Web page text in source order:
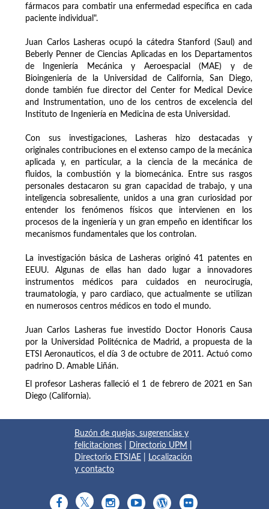
fármacos para combatir una enfermedad específica en cada
paciente individual".
Juan Carlos Lasheras ocupó la cátedra Stanford (Saul) and
Beberly Penner de Ciencias Aplicadas en los Departamentos
de Ingeniería Mecánica y Aeroespacial (MAE) y de
Bioingeniería de la Universidad de California, San Diego,
donde también fue director del Center for Medical Device
and Instrumentation, uno de los centros de excelencia del
Instituto de Ingeniería en Medicina de esta Universidad.
Con sus investigaciones, Lasheras hizo destacadas y
originales contribuciones en el extenso campo de la mecánica
aplicada y, en particular, a la ciencia de la mecánica de
fluidos, la combustión y la biomecánica. Entre sus rasgos
personales destacaron su gran capacidad de trabajo, y una
inteligencia sobresaliente, unidos a una gran curiosidad por
entender los fenómenos físicos que intervienen en los
procesos de la ingeniería y un gran empeño en identificar los
mecanismos fundamentales que los controlan.
La investigación básica de Lasheras originó 41 patentes en
EEUU. Algunas de ellas han dado lugar a innovadores
instrumentos médicos para cuidados en neurocirugía,
traumatología, y paro cardiaco, que actualmente se utilizan
en numerosos centros médicos en todo el mundo.
Juan Carlos Lasheras fue investido Doctor Honoris Causa
por la Universidad Politécnica de Madrid, a propuesta de la
ETSI Aeronauticos, el día 3 de octubre de 2011. Actuó como
padrino D. Amable Liñán.
El profesor Lasheras falleció el 1 de febrero de 2021 en San
Diego (California).
Buzón de quejas, sugerencias y
felicitaciones
Directorio UPM
Directorio ETSIAE
Localización
y contacto